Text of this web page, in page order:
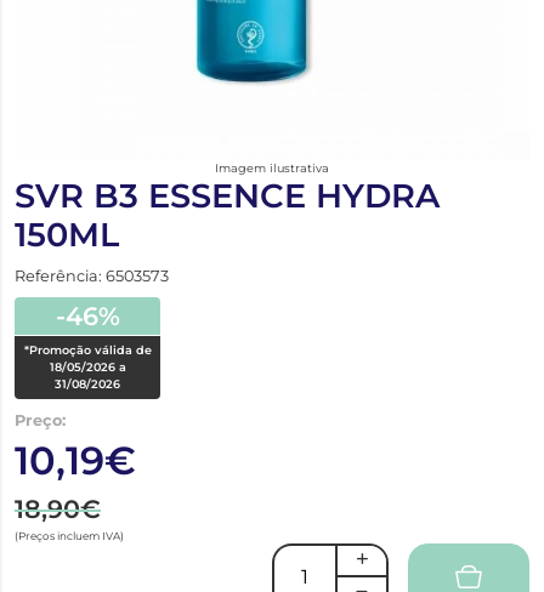
Imagem ilustrativa
SVR B3 ESSENCE HYDRA
150ML
Referência: 6503573
-46%
*Promoção válida de
18/05/2026 a
31/08/2026
Preço:
10,19€
18,90€
(Preços incluem IVA)